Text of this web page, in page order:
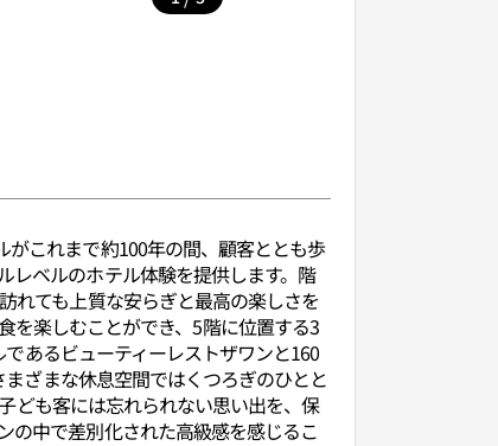
これまで約100年の間、顧客ととも歩
レベルのホテル体験を提供します。階
れても上質な安らぎと最高の楽しさを
を楽しむことができ、5階に位置する3
あるビューティーレストザワンと160
ざまな休息空間ではくつろぎのひとと
ども客には忘れられない思い出を、保
の中で差別化された高級感を感じるこ